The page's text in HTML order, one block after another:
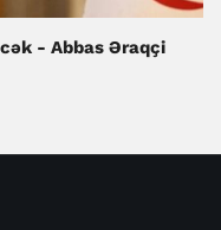
- Abbas Əraqçi